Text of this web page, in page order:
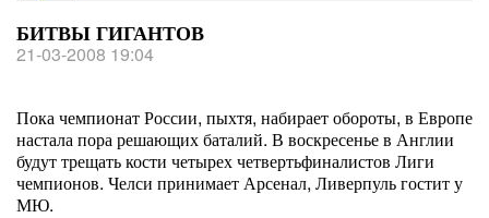
БИТВЫ ГИГАНТОВ
21-03-2008 19:04
Пока чемпионат России, пыхтя, набирает обороты, в Европе
настала пора решающих баталий. В воскресенье в Англии
будут трещать кости четырех четвертьфиналистов Лиги
чемпионов. Челси принимает Арсенал, Ливерпуль гостит у
МЮ.